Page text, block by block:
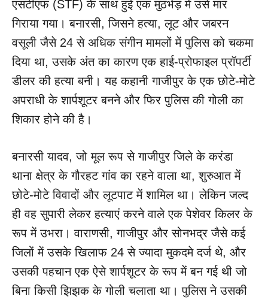
एसटीएफ (STF) के साथ हुई एक मुठभेड़ में उसे मार
गिराया गया। बनारसी, जिसने हत्या, लूट और जबरन
वसूली जैसे 24 से अधिक संगीन मामलों में पुलिस को चकमा
दिया था, उसके अंत का कारण एक हाई-प्रोफाइल प्रॉपर्टी
डीलर की हत्या बनी। यह कहानी गाजीपुर के एक छोटे-मोटे
अपराधी के शार्पशूटर बनने और फिर पुलिस की गोली का
शिकार होने की है।
बनारसी यादव, जो मूल रूप से गाजीपुर जिले के करंडा
थाना क्षेत्र के गौरहट गांव का रहने वाला था, शुरुआत में
छोटे-मोटे विवादों और लूटपाट में शामिल था। लेकिन जल्द
ही वह सुपारी लेकर हत्याएं करने वाले एक पेशेवर किलर के
रूप में उभरा। वाराणसी, गाजीपुर और सोनभद्र जैसे कई
जिलों में उसके खिलाफ 24 से ज्यादा मुकदमे दर्ज थे, और
उसकी पहचान एक ऐसे शार्पशूटर के रूप में बन गई थी जो
बिना किसी झिझक के गोली चलाता था। पुलिस ने उसकी